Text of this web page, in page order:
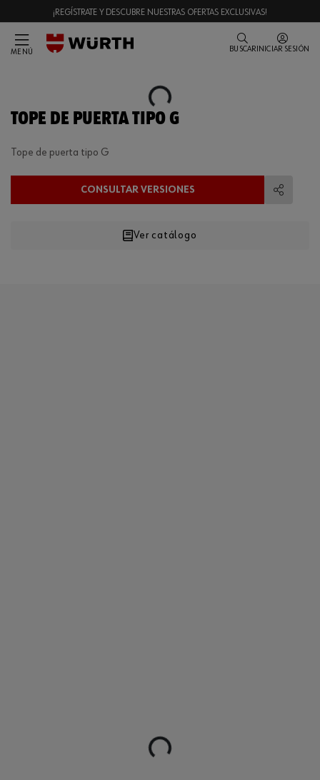
¡REGÍSTRATE Y DESCUBRE NUESTRAS OFERTAS EXCLUSIVAS!
MENÚ BUSCAR INICIAR SESIÓN
Loading...
TOPE DE PUERTA TIPO G
Tope de puerta tipo G
CONSULTAR VERSIONES
Ver catálogo